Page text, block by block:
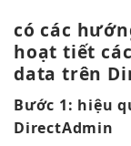
có các
hoạt tiết
data trên
Bước 1: hiệu
DirectAdmin